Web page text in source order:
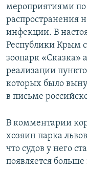
мероприятиями
распространения
инфекции. В
Республики Крым
зоопарк «Сказка»
реализации
которых было
в письме
В комментарии
хозяин парка
что судов у него
появляется